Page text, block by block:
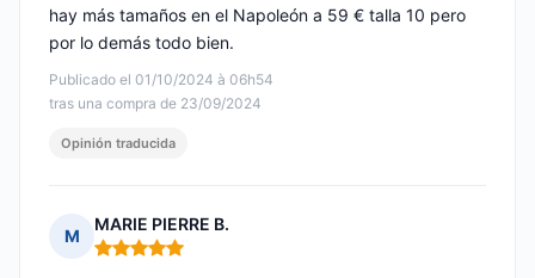
Publicado el 01/10/2024 à 06h54
tras una compra de 23/09/2024
hay más tamaños en el Napoleón a 59 € talla 10 pero
por lo demás todo bien.
Opinión traducida
M
MARIE PIERRE B.
Nota: 5 de 5